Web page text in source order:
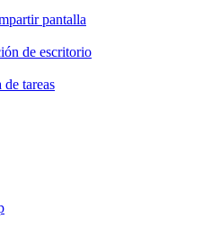
pantalla
de escritorio
tareas